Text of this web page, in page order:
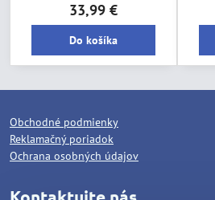
33,99 €
Do košíka
Obchodné podmienky
Reklamačný poriadok
Ochrana osobných údajov